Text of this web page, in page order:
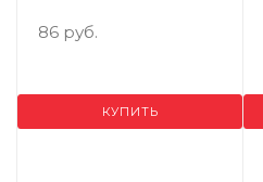
86 руб.
КУПИТЬ